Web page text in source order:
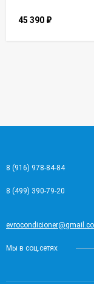
45 390 ₽
8 (916) 978-84-84
8 (499) 390-79-20
Мы в соц.сетях